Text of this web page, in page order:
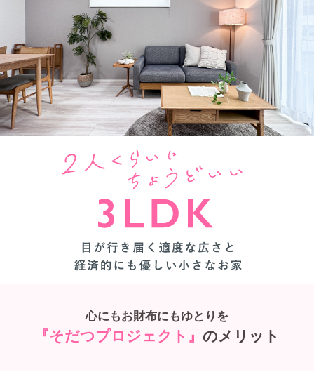
心にもお財布にもゆとりを
『そだつプロジェクト』 のメリット